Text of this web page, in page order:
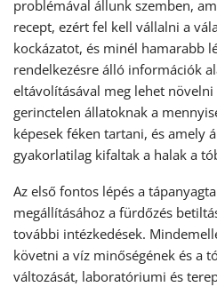
problémával állunk szemben,
recept, ezért fel kell vállalni a
kockázatot, és minél hamarabb
rendelkezésre álló információk
eltávolításával meg lehet
gerinctelen állatoknak a
képesek féken tartani, és amely
gyakorlatilag kifaltak a halak a
Az első fontos lépés a
megállításához a fürdőzés
további intézkedések.
követni a víz minőségének és a
változását, laboratóriumi és